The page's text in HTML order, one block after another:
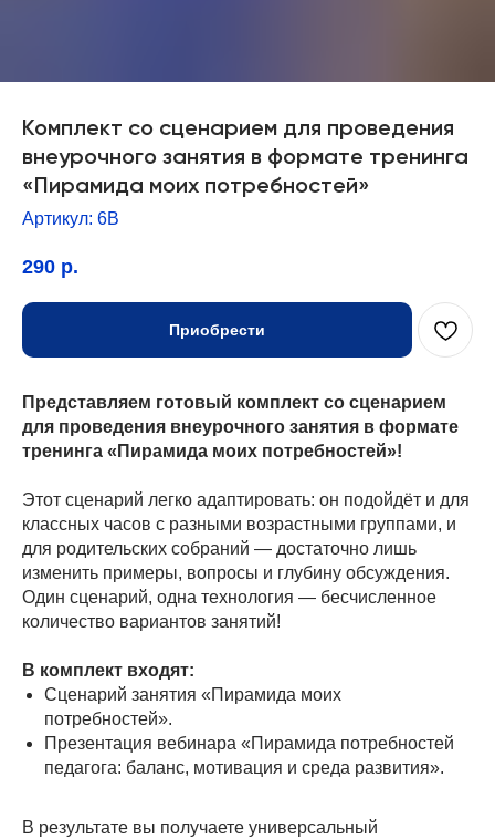
Комплект со сценарием для проведения
внеурочного занятия в формате тренинга
«Пирамида моих потребностей»
Артикул: 6В
290 р.
Приобрести
Представляем готовый комплект со сценарием
для проведения внеурочного занятия в формате
тренинга «Пирамида моих потребностей»!
Этот сценарий легко адаптировать: он подойдёт и для
классных часов с разными возрастными группами, и
для родительских собраний — достаточно лишь
изменить примеры, вопросы и глубину обсуждения.
Один сценарий, одна технология — бесчисленное
количество вариантов занятий!
В комплект входят:
Сценарий занятия «Пирамида моих
потребностей».
Презентация вебинара «Пирамида потребностей
педагога: баланс, мотивация и среда развития».
В результате вы получаете универсальный